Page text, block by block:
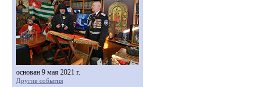
основан 9 мая 2021 г.
Другие события